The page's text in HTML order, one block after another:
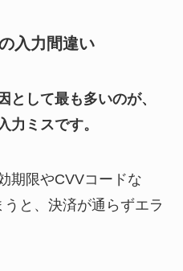
入力間違い
として最も多いのが、
力ミスです。
期限やCVVコードな
と、決済が通らずエラ